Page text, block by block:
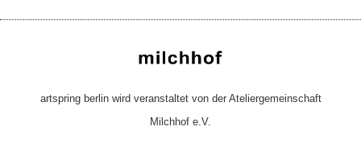
artspring berlin wird veranstaltet von der Ateliergemeinschaft
Milchhof e.V.